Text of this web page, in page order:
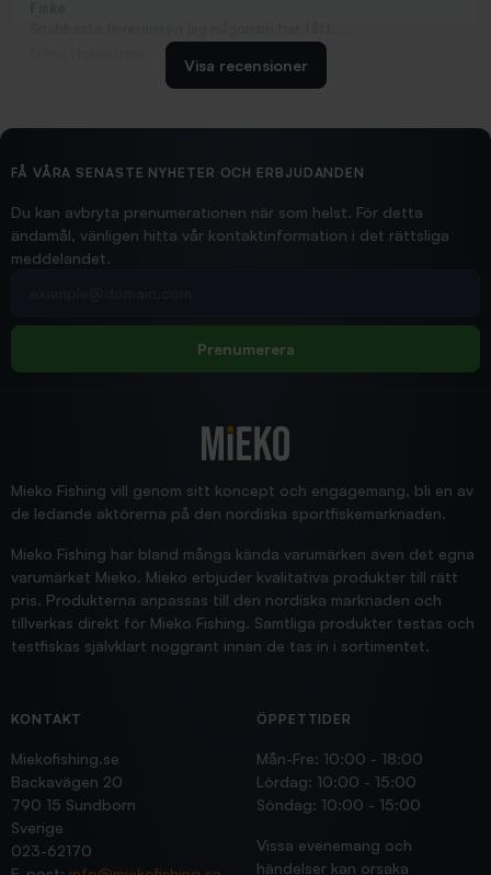
2026/02/19
Hittade exakt vad jag behövde. Snabb och bra...
Jensa
Visa recensioner
FÅ VÅRA SENASTE NYHETER OCH ERBJUDANDEN
Du kan avbryta prenumerationen när som helst. För detta
ändamål, vänligen hitta vår kontaktinformation i det rättsliga
meddelandet.
Prenumerera
Mieko Fishing vill genom sitt koncept och engagemang, bli en av
de ledande aktörerna på den nordiska sportfiskemarknaden.
Mieko Fishing har bland många kända varumärken även det egna
varumärket Mieko. Mieko erbjuder kvalitativa produkter till rätt
pris. Produkterna anpassas till den nordiska marknaden och
tillverkas direkt för Mieko Fishing. Samtliga produkter testas och
testfiskas självklart noggrant innan de tas in i sortimentet.
KONTAKT
Miekofishing.se
Backavägen 20
790 15 Sundborn
Sverige
023-62170
ÖPPETTIDER
Mån-Fre: 10:00 - 18:00
Lördag: 10:00 - 15:00
Söndag: 10:00 - 15:00
Vissa evenemang och
händelser kan orsaka